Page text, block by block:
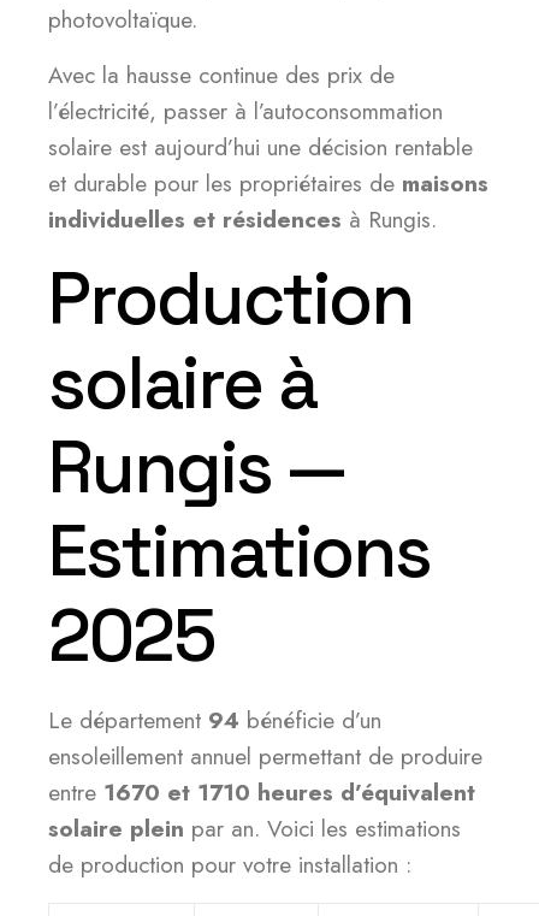
photovoltaïque.
Avec la hausse continue des prix de
l’électricité, passer à l’autoconsommation
solaire est aujourd’hui une décision rentable
et durable pour les propriétaires de maisons
individuelles et résidences à Rungis.
Production
solaire à
Rungis —
Estimations
2025
Le département 94 bénéficie d’un
ensoleillement annuel permettant de produire
entre 1670 et 1710 heures d’équivalent
solaire plein par an. Voici les estimations
de production pour votre installation :